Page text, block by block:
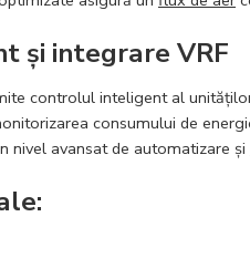
și integrare VRF
controlul inteligent al
consumului de
nivel avansat de automatizare și